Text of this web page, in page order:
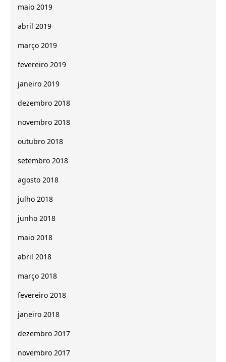
maio 2019
abril 2019
março 2019
fevereiro 2019
janeiro 2019
dezembro 2018
novembro 2018
outubro 2018
setembro 2018
agosto 2018
julho 2018
junho 2018
maio 2018
abril 2018
março 2018
fevereiro 2018
janeiro 2018
dezembro 2017
novembro 2017